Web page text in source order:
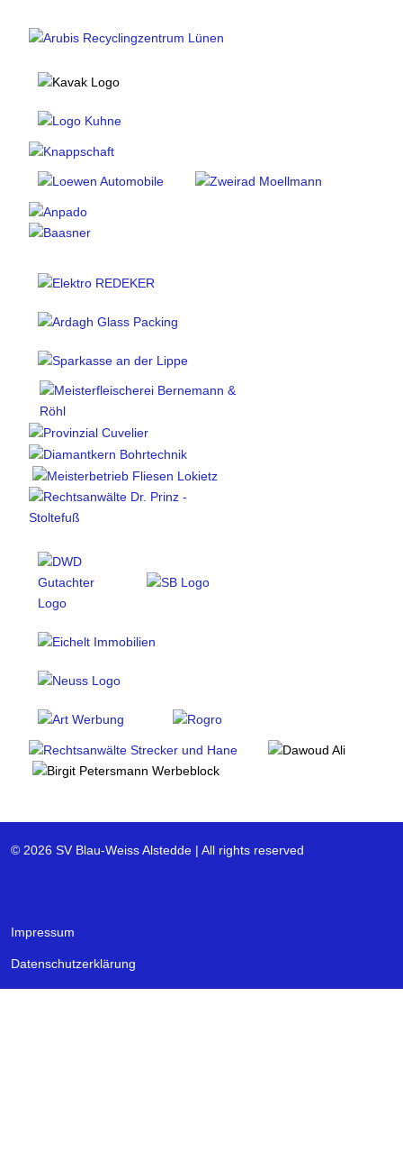
© 2026 SV Blau-Weiss Alstedde | All rights reserved
Impressum
Datenschutzerklärung